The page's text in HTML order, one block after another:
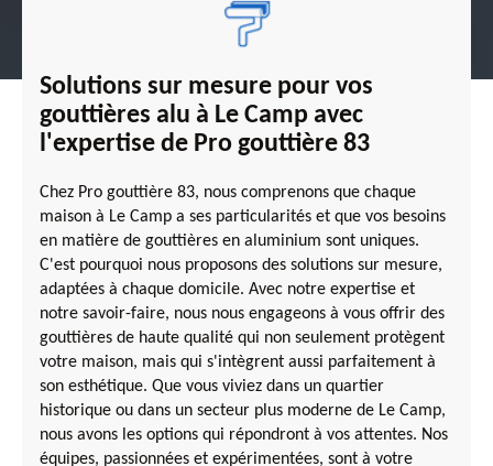
Solutions sur mesure pour vos
gouttières alu à Le Camp avec
l'expertise de Pro gouttière 83
Chez Pro gouttière 83, nous comprenons que chaque
maison à Le Camp a ses particularités et que vos besoins
en matière de gouttières en aluminium sont uniques.
C'est pourquoi nous proposons des solutions sur mesure,
adaptées à chaque domicile. Avec notre expertise et
notre savoir-faire, nous nous engageons à vous offrir des
gouttières de haute qualité qui non seulement protègent
votre maison, mais qui s'intègrent aussi parfaitement à
son esthétique. Que vous viviez dans un quartier
historique ou dans un secteur plus moderne de Le Camp,
nous avons les options qui répondront à vos attentes. Nos
équipes, passionnées et expérimentées, sont à votre